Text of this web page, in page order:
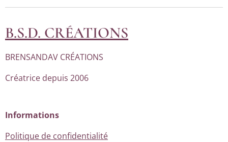
B.S.D. CRÉATIONS
BRENSANDAV CRÉATIONS
Créatrice depuis 2006
Informations
Politique de confidentialité